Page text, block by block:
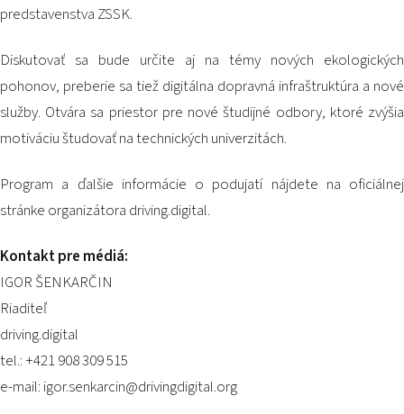
predstavenstva ZSSK.
Diskutovať sa bude určite aj na témy nových ekologických
pohonov, preberie sa tiež digitálna dopravná infraštruktúra a nové
služby. Otvára sa priestor pre nové študijné odbory, ktoré zvýšia
motiváciu študovať na technických univerzitách.
Program a ďalšie informácie o podujatí nájdete na oficiálnej
stránke organizátora driving.digital.
Kontakt pre médiá:
IGOR ŠENKARČIN
Riaditeľ
driving.digital
tel.: +421 908 309 515
e-mail: igor.senkarcin@drivingdigital.org